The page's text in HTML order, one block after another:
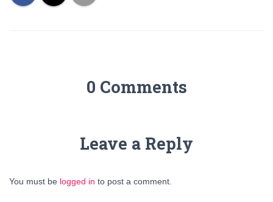
0 Comments
Leave a Reply
You must be logged in to post a comment.